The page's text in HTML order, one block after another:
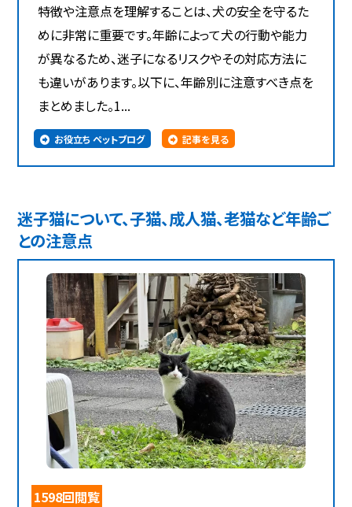
特徴や注意点を理解することは、犬の安全を守るた
めに非常に重要です。年齢によって犬の行動や能力
が異なるため、迷子になるリスクやその対応方法に
も違いがあります。以下に、年齢別に注意すべき点を
まとめました。1...
お役立ち ペットブログ 記事を見る
迷子猫について、子猫、成人猫、老猫など年齢ご
との注意点
1598回閲覧